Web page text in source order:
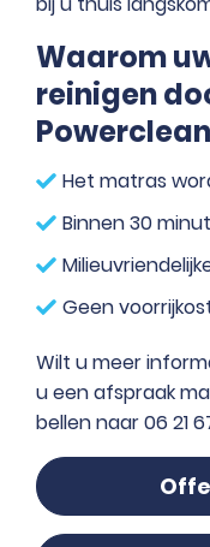
Waarom
reinigen
Het matras
Binnen 30
Geen
Wilt u meer
u een afspraak
bellen naar 06 21